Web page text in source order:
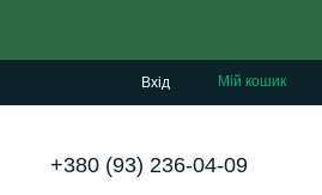
Вхід Мій кошик
+380 (93) 236-04-09